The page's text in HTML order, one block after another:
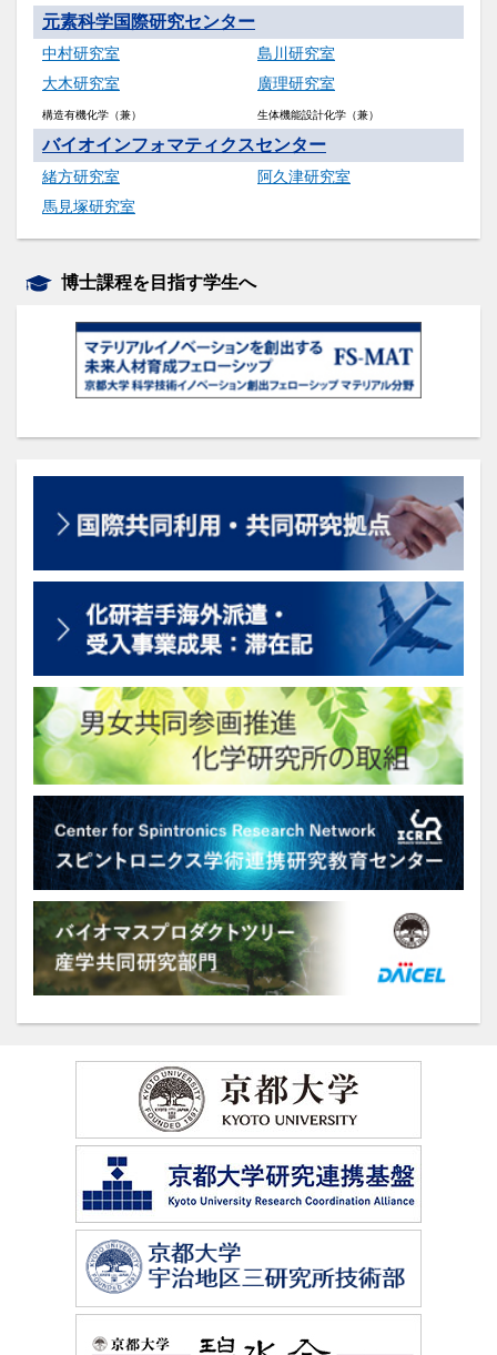
元素科学国際研究センター
中村研究室
島川研究室
大木研究室
廣理研究室
構造有機化学（兼） 生体機能設計化学（兼）
バイオインフォマティクスセンター
緒方研究室
阿久津研究室
馬見塚研究室
博士課程を目指す学生へ